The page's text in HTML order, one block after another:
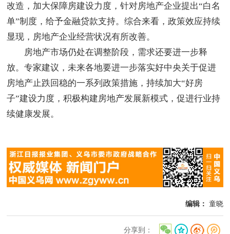
改造，加大保障房建设力度，针对房地产企业提出“白名
单”制度，给予金融贷款支持。综合来看，政策效应持续
显现，房地产企业经营状况有所改善。
房地产市场仍处在调整阶段，需求还要进一步释
放。专家建议，未来各地要进一步落实好中央关于促进
房地产止跌回稳的一系列政策措施，持续加大“好房
子”建设力度，积极构建房地产发展新模式，促进行业持
续健康发展。
编辑： 童晓
分享到：